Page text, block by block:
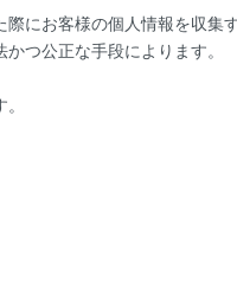
にお客様の個人情報を収集
つ公正な手段によります。